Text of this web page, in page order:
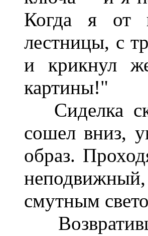
Когда я от
лестницы, с
и крикнул
картины!"
Сиделка
сошел вниз,
образ.
смутным